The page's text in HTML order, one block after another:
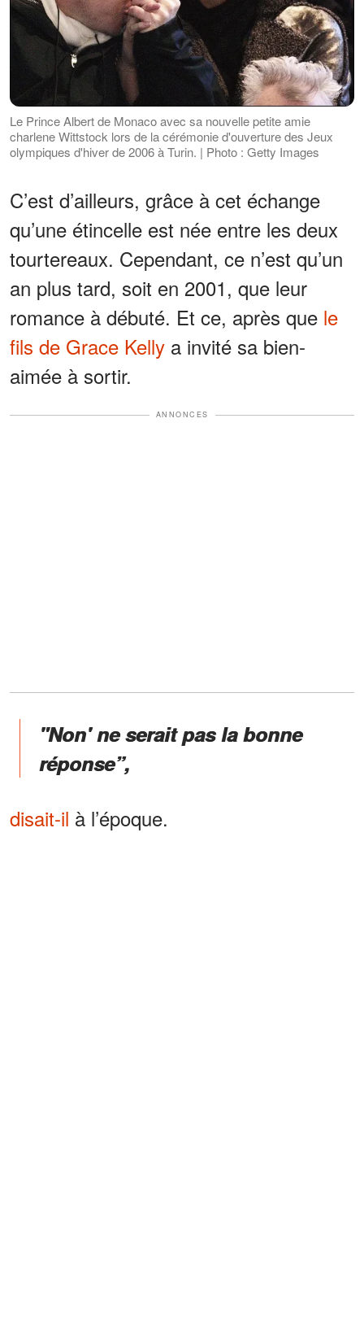
Le Prince Albert de Monaco avec sa nouvelle petite amie
charlene Wittstock lors de la cérémonie d'ouverture des Jeux
olympiques d'hiver de 2006 à Turin. | Photo : Getty Images
C’est d’ailleurs, grâce à cet échange
qu’une étincelle est née entre les deux
tourtereaux. Cependant, ce n’est qu’un
an plus tard, soit en 2001, que leur
romance à débuté. Et ce, après que le
fils de Grace Kelly a invité sa bien-
aimée à sortir.
ANNONCES
"Non' ne serait pas la bonne
réponse”,
disait-il à l’époque.